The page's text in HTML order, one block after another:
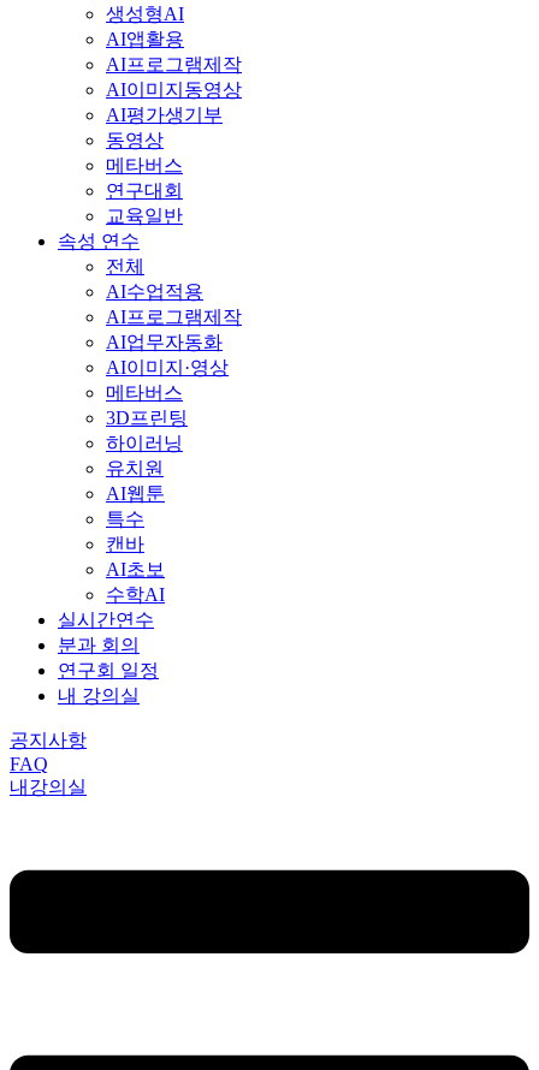
생성형AI
AI앱활용
AI프로그램제작
AI이미지동영상
AI평가생기부
동영상
메타버스
연구대회
교육일반
속성 연수
전체
AI수업적용
AI프로그램제작
AI업무자동화
AI이미지·영상
메타버스
3D프린팅
하이러닝
유치원
AI웹툰
특수
캔바
AI초보
수학AI
실시간연수
분과 회의
연구회 일정
내 강의실
공지사항
FAQ
내강의실